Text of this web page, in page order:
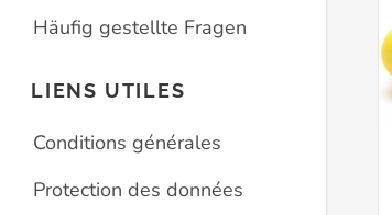
Häufig gestellte Fragen
LIENS UTILES
Conditions générales
Protection des données